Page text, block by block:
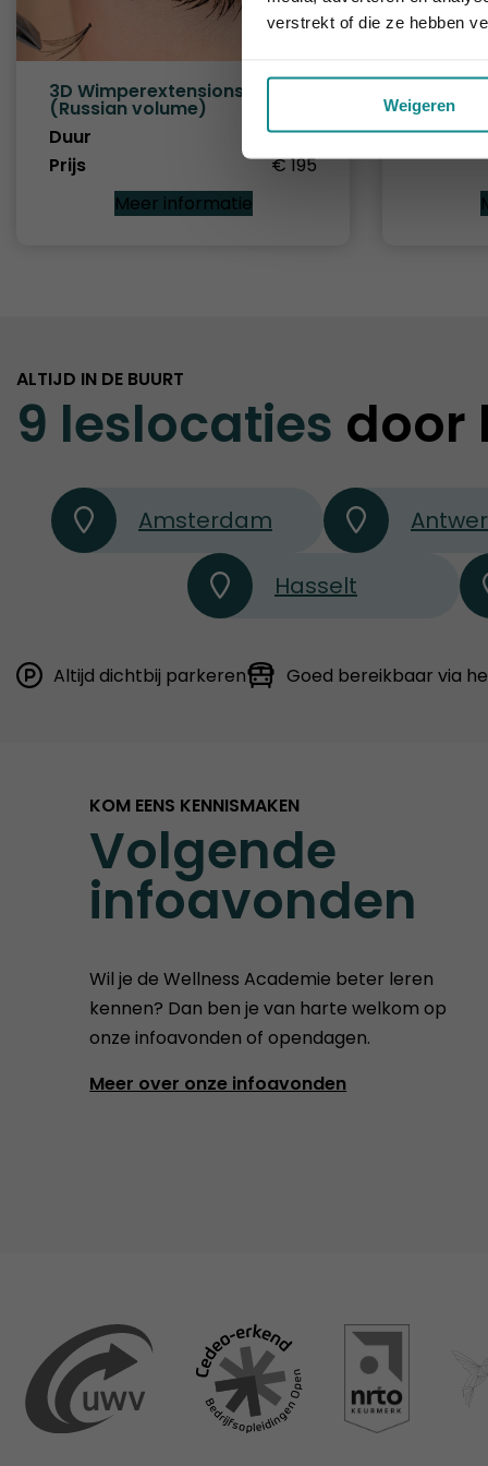
verstrekt of die ze hebben
Weigeren
3D Wimperextensions
(Russian volume)
Duur
1 dag
Prijs
€ 195
Meer informatie
Duur
ALTIJD IN DE BUURT
9 leslocaties door
Amsterdam
Hasselt
Altijd dichtbij parkeren Goed bereikbaar via
KOM EENS KENNISMAKEN
Volgende
infoavonden
Wil je de Wellness Academie beter leren
kennen? Dan ben je van harte welkom op
onze infoavonden of opendagen.
Meer over onze infoavonden